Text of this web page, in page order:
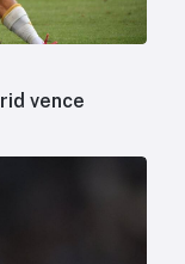
vence